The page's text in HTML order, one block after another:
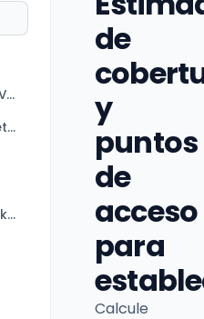
Subnet calculator and VLSM designer
Multi-tenant iPSK subnet designer
DNS propagation checker
de
y
puntos
de
acceso
para
Calcule